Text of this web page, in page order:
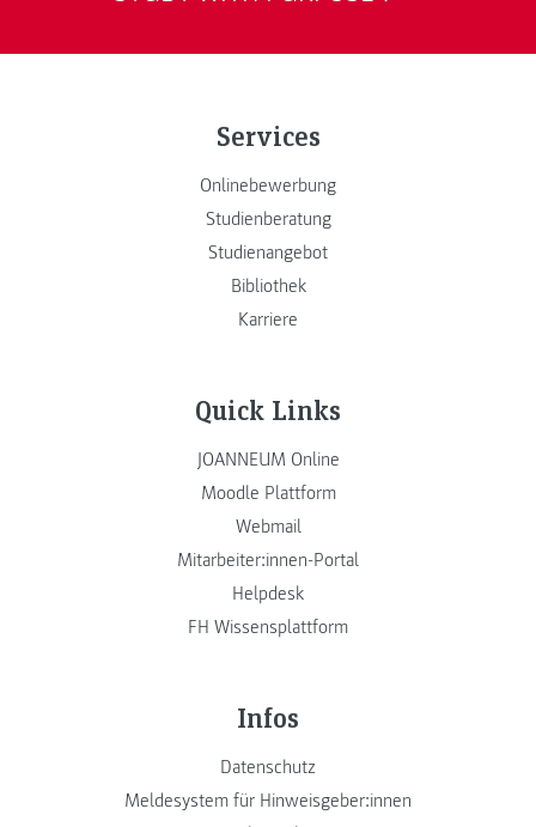
Services
Onlinebewerbung
Studienberatung
Studienangebot
Bibliothek
Karriere
Quick Links
JOANNEUM Online
Moodle Plattform
Webmail
Mitarbeiter:innen-Portal
Helpdesk
FH Wissensplattform
Infos
Datenschutz
Meldesystem für Hinweisgeber:innen